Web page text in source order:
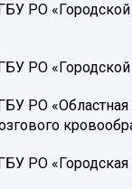
РО
РО
РО
РО